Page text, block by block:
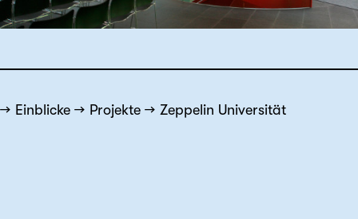
Einblicke Projekte Zeppelin Universität